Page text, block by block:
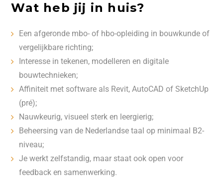
Wat heb jij in huis?
Een afgeronde mbo- of hbo-opleiding in bouwkunde of
vergelijkbare richting;
Interesse in tekenen, modelleren en digitale
bouwtechnieken;
Affiniteit met software als Revit, AutoCAD of SketchUp
(pré);
Nauwkeurig, visueel sterk en leergierig;
Beheersing van de Nederlandse taal op minimaal B2-
niveau;
Je werkt zelfstandig, maar staat ook open voor
feedback en samenwerking.